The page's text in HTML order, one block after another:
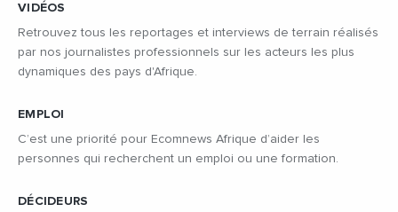
VIDÉOS
Retrouvez tous les reportages et interviews de terrain réalisés
par nos journalistes professionnels sur les acteurs les plus
dynamiques des pays d'Afrique.
EMPLOI
C’est une priorité pour Ecomnews Afrique d’aider les
personnes qui recherchent un emploi ou une formation.
DÉCIDEURS